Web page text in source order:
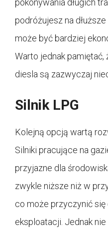
podróżujesz na
może być bardziej
Warto jednak
diesla są zazwyczaj
Silnik LPG
Kolejną opcją wartą
Silniki pracujące na
przyjazne dla
zwykle niższe niż w
co może przyczynić
eksploatacji. Jednak